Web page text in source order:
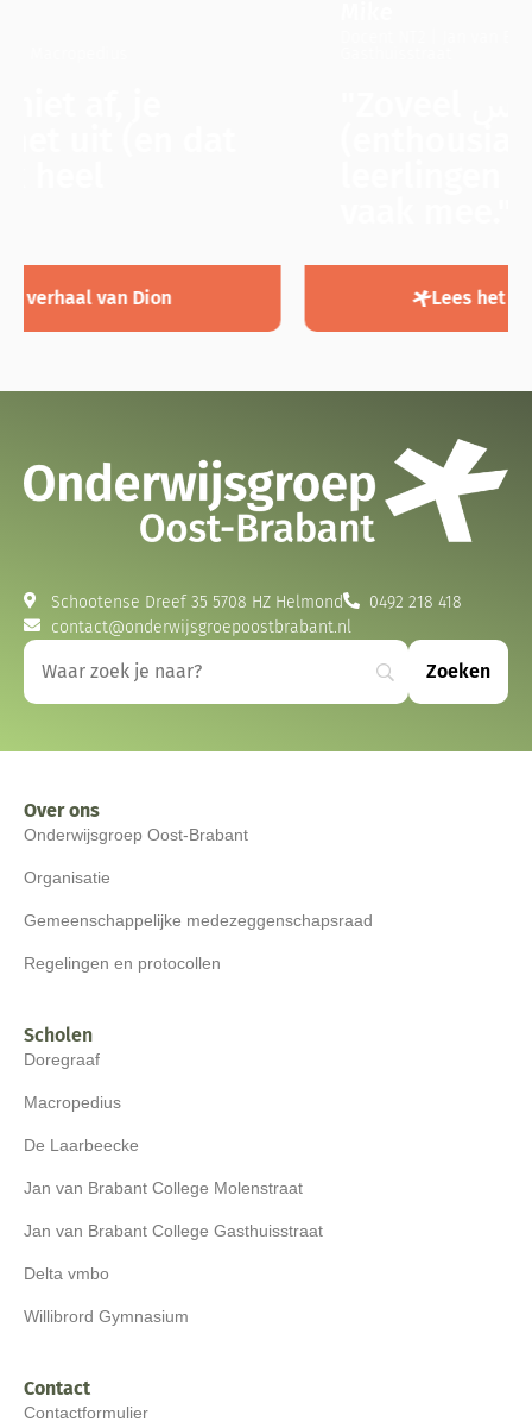
Lees het verhaal van Mike
Schootense Dreef 35 5708 HZ Helmond
0492 218 418
contact@onderwijsgroepoostbrabant.nl
Over ons
Onderwijsgroep Oost-Brabant
Organisatie
Gemeenschappelijke medezeggenschapsraad
Regelingen en protocollen
Scholen
Doregraaf
Macropedius
De Laarbeecke
Jan van Brabant College Molenstraat
Jan van Brabant College Gasthuisstraat
Delta vmbo
Willibrord Gymnasium
Contact
Contactformulier